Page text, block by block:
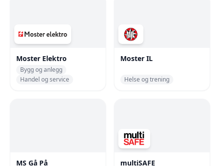
Moster Elektro
Bygg og anlegg
Handel og service
Moster IL
Helse og trening
MS Gå På multiSAFE